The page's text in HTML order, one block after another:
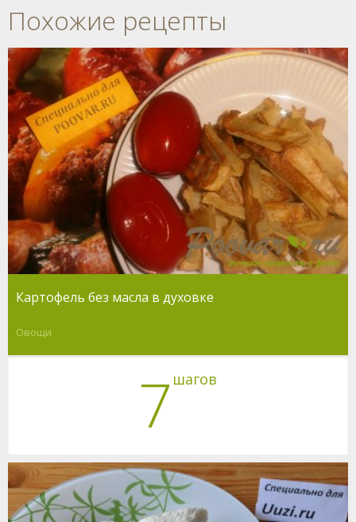
Похожие рецепты
Картофель без масла в духовке
Овощи
7 шагов